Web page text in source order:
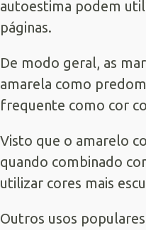
autoestima podem
páginas.
De modo geral, as
amarela como
frequente como cor
Visto que o amarelo
quando combinado
utilizar cores mais
Outros usos